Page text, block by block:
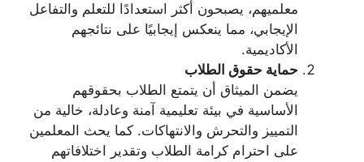
معلميهم، يصبحون أكثر استعدادًا للتعلم والتفاعل
الإيجابي، مما ينعكس إيجابيًا على نتائجهم
الأكاديمية.
حماية حقوق الطلاب
يضمن الميثاق أن يتمتع الطلاب بحقوقهم
الأساسية في بيئة تعليمية آمنة وعادلة، خالية من
التمييز والتحرش والانتهاكات. كما يحث المعلمين
على احترام كرامة الطلاب وتقدير اختلافاتهم